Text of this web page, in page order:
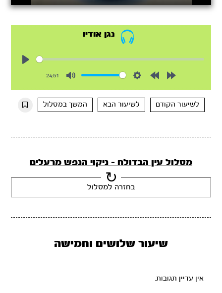
Mute Settings
PIP
EnterRewindForward
נגן אודיו
24:51
10s
10s
לשיעור הקודם
לשיעור הבא המשך במסלול
מסלול עין הבדולח - ניקוי הנפש מרעלים
בחזרה למסלול
שיעור שלושים וחמישה
אין עדיין תגובות.